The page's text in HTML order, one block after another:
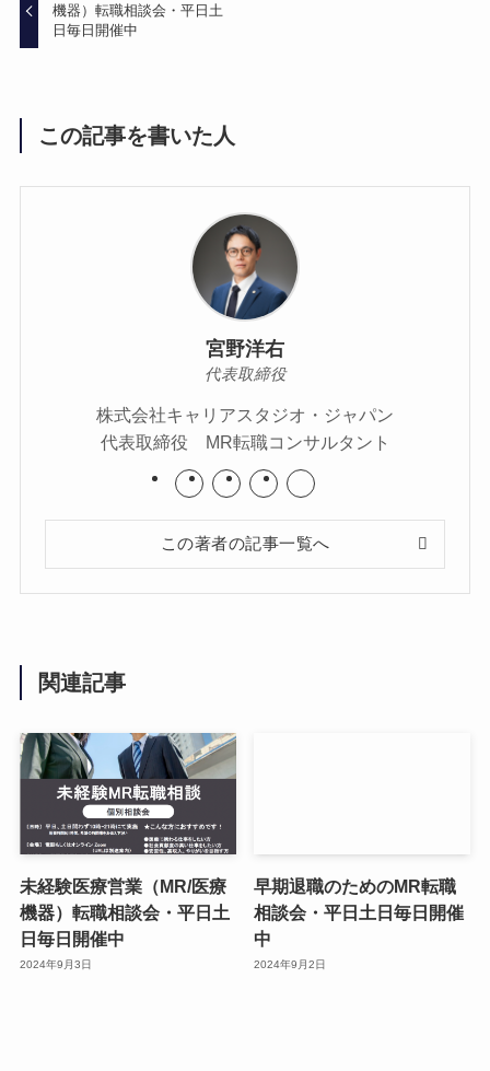
機器）転職相談会・平日土
日毎日開催中
この記事を書いた人
宮野洋右
代表取締役
株式会社キャリアスタジオ・ジャパン
代表取締役 MR転職コンサルタント
この著者の記事一覧へ
関連記事
未経験医療営業（MR/医療
機器）転職相談会・平日土
日毎日開催中
2024年9月3日
早期退職のためのMR転職
相談会・平日土日毎日開催
中
2024年9月2日